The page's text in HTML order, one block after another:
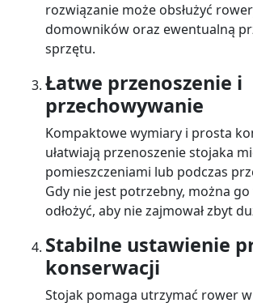
rozwiązanie może obsłużyć
domowników oraz ewentualną
sprzętu.
Łatwe przenoszenie i
przechowywanie
Kompaktowe wymiary i prosta
ułatwiają przenoszenie stojaka
pomieszczeniami lub podczas
Gdy nie jest potrzebny, można
odłożyć, aby nie zajmował zbyt
Stabilne ustawienie
konserwacji
Stojak pomaga utrzymać rower